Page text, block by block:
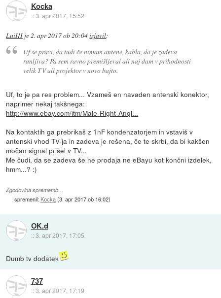
Kocka
::3. apr 2017, 15:52
LuiIII je2. apr 2017 ob 20:04izjavil:
Uf se pravi, da tudi če nimam antene, kabla, da je zadeva
ranljiva? Pa sem ravno premišljeval ali naj dam v prihodnosti
velik TV ali projektor v novo bajto.
Uf, to je pa res problem... Vzameš en navaden antenski konektor,
naprimer nekaj takšnega:
http://www.ebay.com/itm/Male-Right-Angl...
Na kontaktih ga prebrikaš z 1nF kondenzatorjem in vstaviš v
antenski vhod TV-ja in zadeva je rešena, če te skrbi, da bi kakšen
močan signal prišel v TV...
Me čudi, da se zadeva še ne prodaja ne eBayu kot končni izdelek,
hmm...? :)
Zgodovina sprememb…
spremenil: Kocka(3. apr 2017 ob 16:02)
OK.d
::3. apr 2017, 17:05
Dumb tv dodatek
737
::3. apr 2017, 17:19